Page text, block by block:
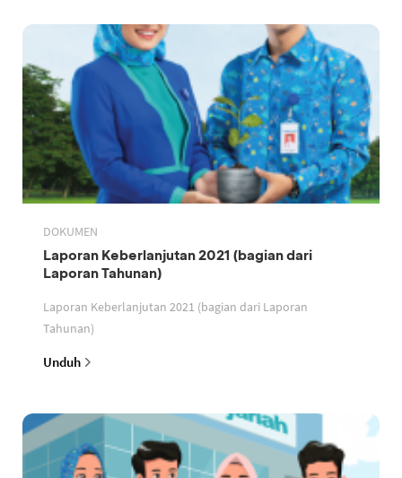
DOKUMEN
Laporan Keberlanjutan 2021 (bagian dari
Laporan Tahunan)
Laporan Keberlanjutan 2021 (bagian dari Laporan
Tahunan)
Unduh